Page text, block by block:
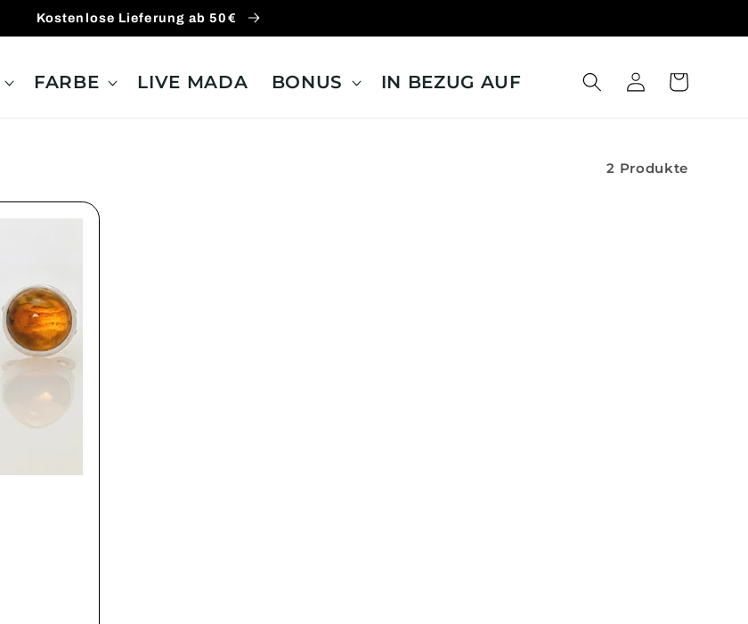
Kostenlose Lieferung ab 50€
FARBE LIVE MADA BONUS IN BEZUG AUF Einloggen
Warenkorb
2 Produkte